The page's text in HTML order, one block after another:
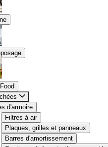
d'armoire
Filtres à air
Plaques, grilles et panneaux
Barres d'amortissement